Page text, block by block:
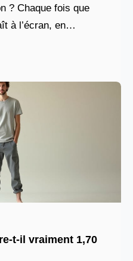
? Chaque fois que
à l’écran, en
t-il vraiment 1,70